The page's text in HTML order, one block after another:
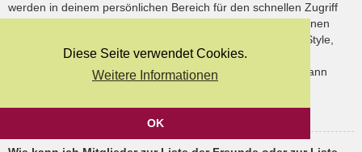
Diese Seite verwendet Cookies.
Weitere Informationen
OK
werden in deinem persönlichen Bereich für den schnellen Zugriff
aufgelistet. Du siehst dort deren Onlinestatus und kannst ihnen
schnell eine Private Nachricht senden. Abhängig von dem Style,
den du verwendest, können Beiträge deiner Freunde auch
hervorgehoben sein. Wenn du einen Benutzer ignorierst, dann